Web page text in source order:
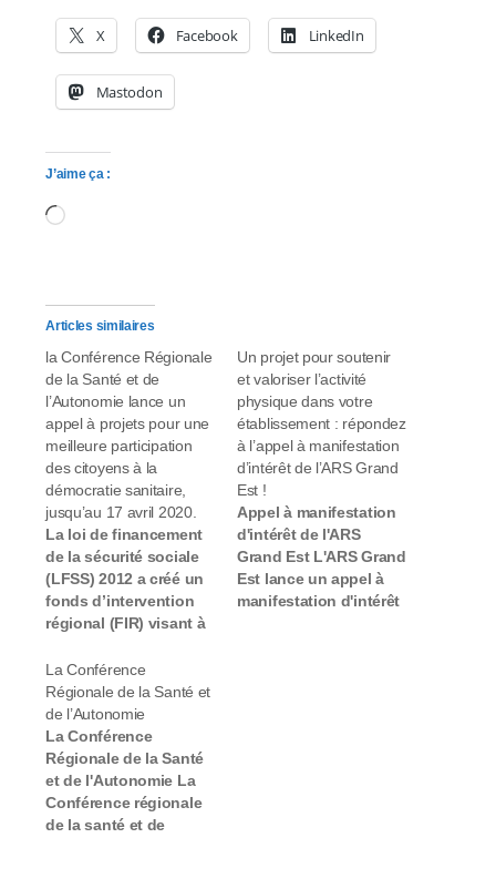
X Facebook LinkedIn
Mastodon
J’aime ça :
Articles similaires
la Conférence Régionale
de la Santé et de
l’Autonomie lance un
appel à projets pour une
meilleure participation
des citoyens à la
démocratie sanitaire,
jusqu’au 17 avril 2020.
La loi de financement
de la sécurité sociale
(LFSS) 2012 a créé un
fonds d’intervention
régional (FIR) visant à
d’action transversale
des Agences
régionales de santé
(ARS) et la fongibilité
des crédits. Sur
l’enveloppe globale
2020 déléguée par
l’ARS Grand Est à la
Un projet pour soutenir
et valoriser l’activité
physique dans votre
établissement : répondez
à l’appel à manifestation
d’intérêt de l’ARS Grand
Est !
Appel à manifestation
d'intérêt de l'ARS
Grand Est L'ARS Grand
Est lance un appel à
manifestation d'intérêt
La Conférence
Régionale de la Santé et
de l’Autonomie
La Conférence
Régionale de la Santé
et de l'Autonomie La
Conférence régionale
de la santé et de